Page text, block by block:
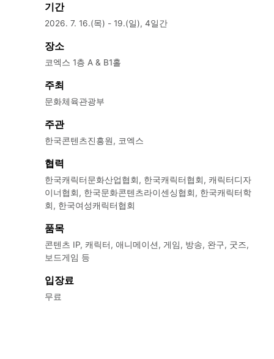
기간
2026. 7. 16.(목) - 19.(일), 4일간
장소
코엑스 1층 A & B1홀
주최
문화체육관광부
주관
한국콘텐츠진흥원, 코엑스
협력
한국캐릭터문화산업협회, 한국캐릭터협회, 캐릭터디자
이너협회, 한국문화콘텐츠라이센싱협회, 한국캐릭터학
회, 한국여성캐릭터협회
품목
콘텐츠 IP, 캐릭터, 애니메이션, 게임, 방송, 완구, 굿즈,
보드게임 등
입장료
무료